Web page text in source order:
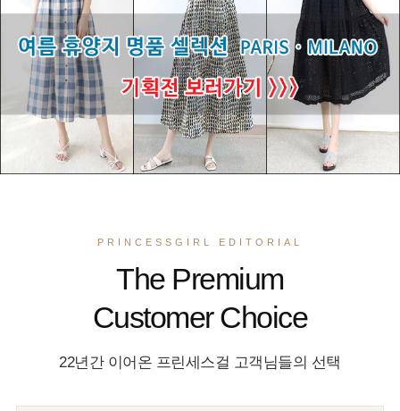
PRINCESSGIRL EDITORIAL
The Premium
Customer Choice
22년간 이어온 프린세스걸 고객님들의 선택